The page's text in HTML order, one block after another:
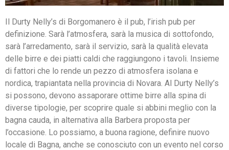
Il Durty Nelly’s di Borgomanero è il pub, l’irish pub per
definizione. Sarà l’atmosfera, sarà la musica di sottofondo,
sarà l’arredamento, sarà il servizio, sarà la qualità elevata
delle birre e dei piatti caldi che raggiungono i tavoli. Insieme
di fattori che lo rende un pezzo di atmosfera isolana e
nordica, trapiantata nella provincia di Novara. Al Durty Nelly’s
si possono, devono assaporare ottime birre alla spina di
diverse tipologie, per scoprire quale si abbini meglio con la
bagna cauda, in alternativa alla Barbera proposta per
l’occasione. Lo possiamo, a buona ragione, definire nuovo
locale di Bagna, anche se conosciuto con un evento nel corso